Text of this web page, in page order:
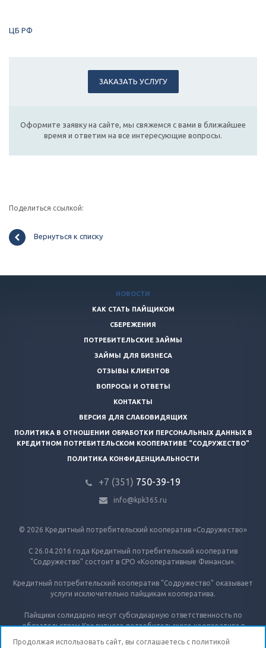
ЦБ РФ
ЗАКАЗАТЬ УСЛУГУ
Оформите заявку на сайте, мы свяжемся с вами в ближайшее
время и ответим на все интересующие вопросы.
Поделиться ссылкой:
Вернуться к списку
© 2026 Кредитный потребительский кооператив «Содружество»
С 26.04.2016 года Кредитный потребительский кооператив
"Содружество" состоит в СРО «Кооперативные Финансы».
Кредитный потребительский кооператив "Содружество" оказывает
услуги исключительно пайщикам кооператива.
Пайщики солидарно несут субсидиарную ответственность по
обязательствам Кредитного потребительского кооператива в
НОВОСТИ
КАК СТАТЬ ПАЙЩИКОМ
СБЕРЕЖЕНИЯ
ПОТРЕБИТЕЛЬСКИЕ ЗАЙМЫ
ЗАЙМЫ ДЛЯ БИЗНЕСА
ОТЗЫВЫ КЛИЕНТОВ
ВОПРОСЫ И ОТВЕТЫ
КОНТАКТЫ
ВЕРСИЯ ДЛЯ СЛАБОВИДЯЩИХ
ПОЛИТИКА В ОТНОШЕНИИ ОБРАБОТКИ ПЕРСОНАЛЬНЫХ ДАННЫХ В
КРЕДИТНОМ ПОТРЕБИТЕЛЬСКОМ КООПЕРАТИВЕ "СОДРУЖЕСТВО"
ПОЛИТИКА КОНФИДЕНЦИАЛЬНОСТИ
+7 (351) 750-39-19
info@kpk365.ru
Продолжая использовать сайт, вы соглашаетесь с политикой